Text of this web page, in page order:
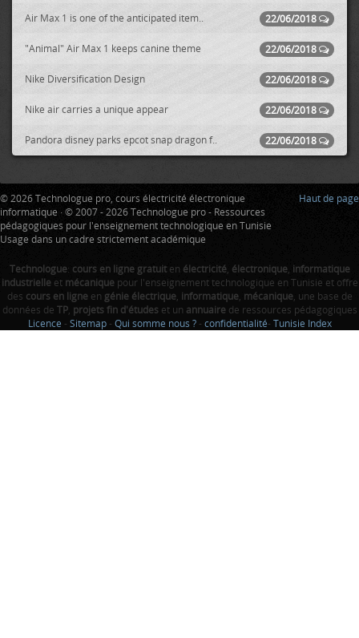
22/06/2018
Air Max 1 is one of the anticipated item..
22/06/2018
"Animal" Air Max 1 keeps canine theme
22/06/2018
Nike Diversification Design
22/06/2018
Nike air carries a unique appear
22/06/2018
Pandora disney parks epcot snap dragon f..
Haut de page
© 2026 Technologue pro, cours électricité électronique
informatique · © 2007 - 2026 Technologue pro - Ressources
pédagogiques pour l'enseignement technologique en Tunisie
Usage dans un cadre strictement académique
Technologue: cours en ligne gratuiten électricité, électronique, informatique
industrielleet mécaniquepour l'enseignement technologique en Tunisie et offre
des cours en ligneen génie électrique, informatique, mécanique, une base de
données de TP, projets fin d'étudeset un annuairede ressources pédagogiques
Licence - Sitemap - Qui somme nous ? - confidentialité- Tunisie Index